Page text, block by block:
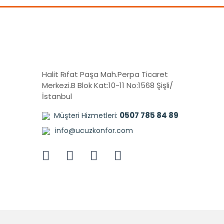
Halit Rıfat Paşa Mah.Perpa Ticaret
Merkezi.B Blok Kat:10-11 No:1568 Şişli/
İstanbul
Müşteri Hizmetleri: 0507 785 84 89
info@ucuzkonfor.com